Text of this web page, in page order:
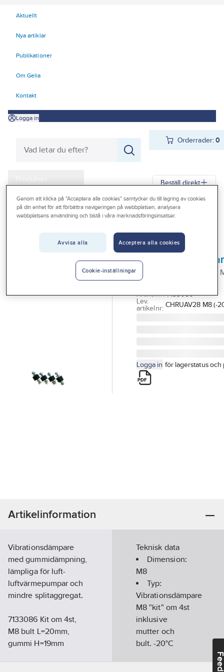
Aktuellt
Nya artiklar
Publikationer
Om Gelia
Kontakt
Logga in
Orderrader:0
Produkter
Kampanjer
Outlet
Beställ direkt
Gelia Produkter Kyl
Installationstillbehör
A-COLLECTION
VIBRATIONSISOLATOR
Artikelnr: 7133086
Lev.
artikelnr: CHRUAV28 M8 (-
Logga in för lagerstatus och
Artikelinformation
Vibrationsdämpare
med gummidämpning,
lämpliga för luft-
luftvärmepumpar och
mindre splitaggregat.
7133086 Kit om 4st,
M8 bult L=20mm,
gummi H=19mm
Teknisk data
Dimension:
M8
Typ:
Vibrationsdämpare
M8 "kit" om 4st
inklusive
mutter och
bult. -20°C
Genom att klicka på "Acceptera alla cookies" samtycker du till lagring av cookies
på din enhet för att förbättra navigeringen på webbplatsen, analysera
webbplatsens användning och bistå i våra marknadsföringsinsatser.
Avvisa alla Acceptera alla cookies
Cookie-inställningar